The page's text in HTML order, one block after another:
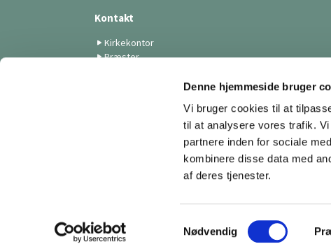
Denne hjemmeside bruger
Vi bruger cookies til at
til at analysere vores trafik.
partnere inden for sociale
kombinere disse data med
af deres tjenester.
a
Nødvendig
Kontakt
Kirkekontor
Præster
Tilmelding til nyhedsbreve